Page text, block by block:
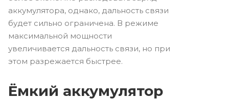
аккумулятора, однако, дальность связи
будет сильно ограничена. В режиме
максимальной мощности
увеличивается дальность связи, но при
этом разрежается быстрее.
Ёмкий аккумулятор